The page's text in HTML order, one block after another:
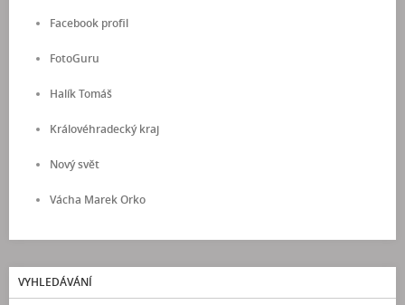
Facebook profil
FotoGuru
Halík Tomáš
Královéhradecký kraj
Nový svět
Vácha Marek Orko
VYHLEDÁVÁNÍ